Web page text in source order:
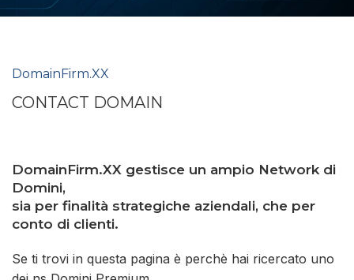
DomainFirm.XX
CONTACT DOMAIN
DomainFirm.XX gestisce un ampio Network di
Domini,
sia per finalità strategiche aziendali, che per
conto di clienti.
Se ti trovi in questa pagina è perchè hai ricercato uno